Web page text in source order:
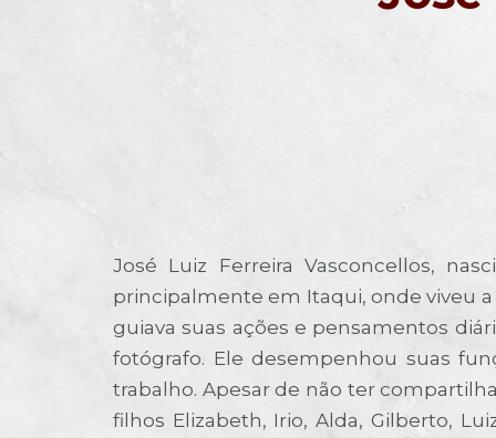
José Luiz Ferreira Vasconcellos,
principalmente em Itaqui, onde viveu
guiava suas ações e pensamentos
fotógrafo. Ele desempenhou suas
trabalho. Apesar de não ter
filhos Elizabeth, Irio, Alda, Gilberto,